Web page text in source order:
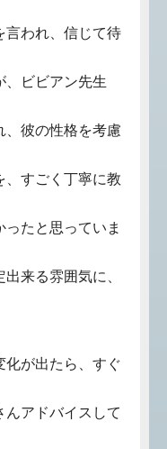
言われ、信じて待
、ビビアン先生
、彼の性格を考慮
、すごく丁寧に教
たと思っていま
来る雰囲気に、
化が出たら、すぐ
んアドバイスして